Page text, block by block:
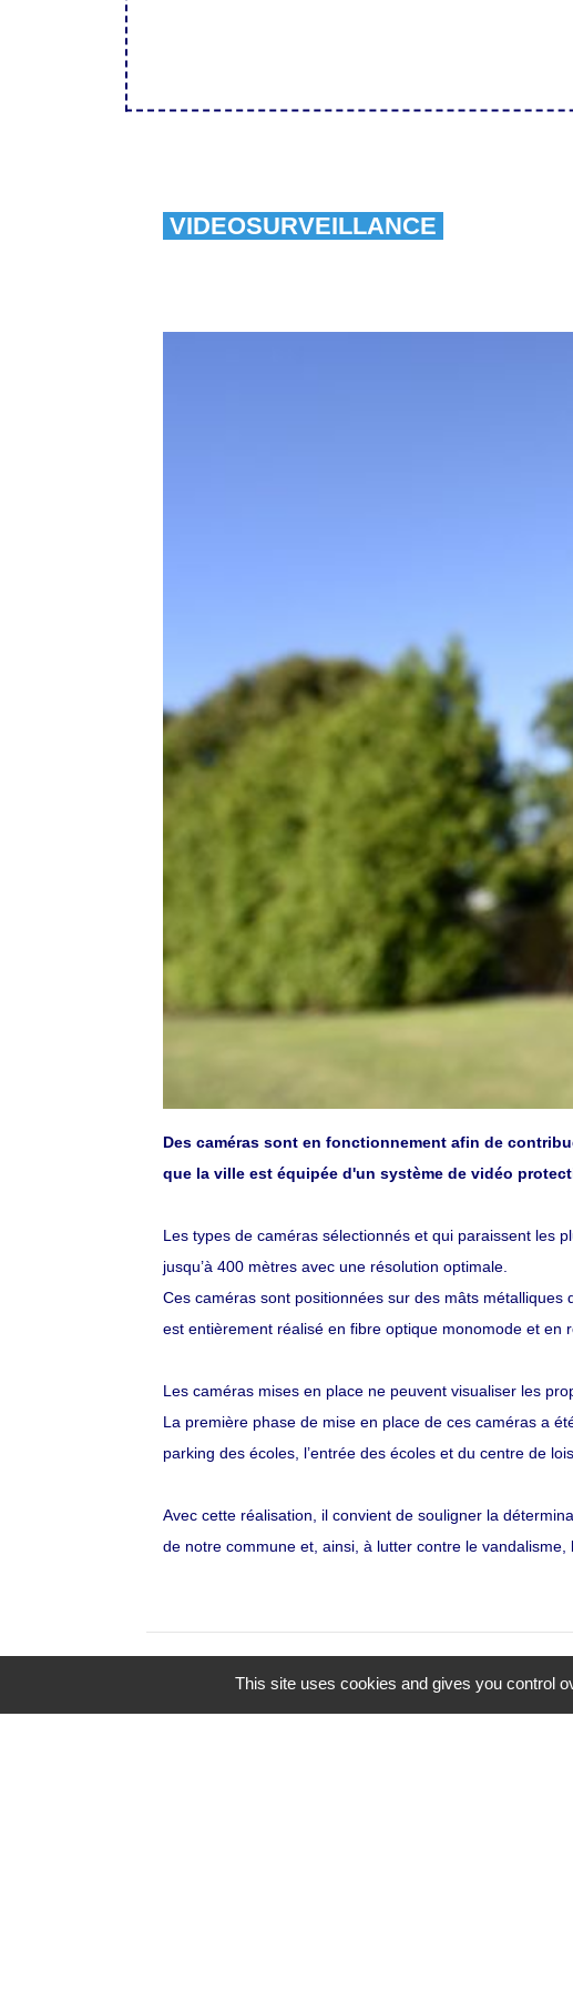
VIDEOSURVEILLANCE
Des caméras sont en fonctionnement afin de
que la ville est équipée d'un système de vidéo
Les types de caméras sélectionnés et qui paraissent les
jusqu’à 400 mètres avec une résolution optimale.
Ces caméras sont positionnées sur des mâts
est entièrement réalisé en fibre optique monomode et en
Les caméras mises en place ne peuvent visualiser les
La première phase de mise en place de ces caméras a
parking des écoles, l’entrée des écoles et du centre de
Avec cette réalisation, il convient de souligner la
de notre commune et, ainsi, à lutter contre le vandalisme,
This site uses cookies and gives you control